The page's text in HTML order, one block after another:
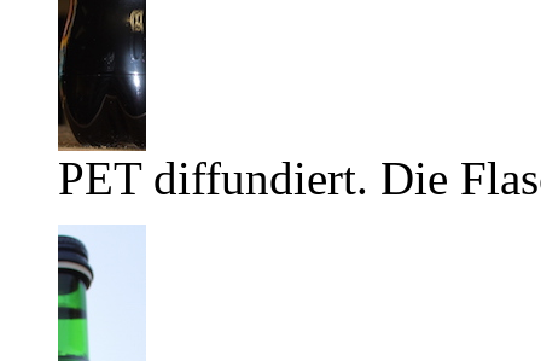
PET diffundiert. Die